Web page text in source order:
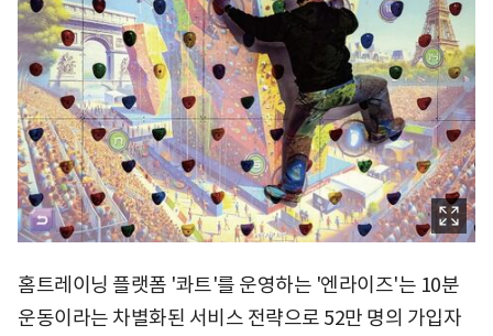
홈트레이닝 플랫폼 '콰트'를 운영하는 '엔라이즈'는 10분
운동이라는 차별화된 서비스 전략으로 52만 명의 가입자